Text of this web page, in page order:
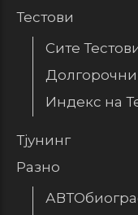
Тестови
Сите
Долгорочни
Индекс на
Тјунинг
Разно